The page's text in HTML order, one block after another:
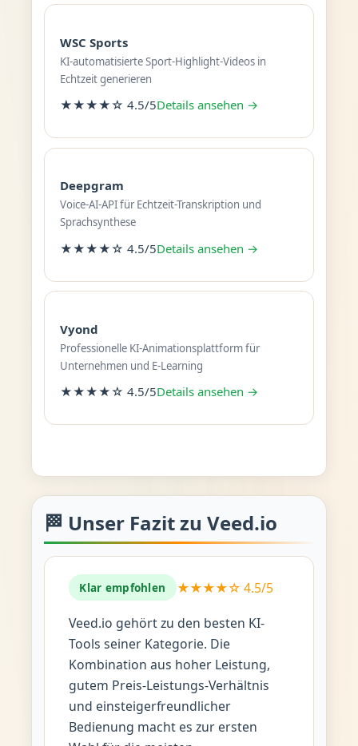
WSC Sports
KI-automatisierte Sport-Highlight-Videos in
Echtzeit generieren
★★★★☆ 4.5/5Details ansehen →
Deepgram
Voice-AI-API für Echtzeit-Transkription und
Sprachsynthese
★★★★☆ 4.5/5Details ansehen →
Vyond
Professionelle KI-Animationsplattform für
Unternehmen und E-Learning
★★★★☆ 4.5/5Details ansehen →
🏁 Unser Fazit zu Veed.io
Klar empfohlen ★★★★☆ 4.5/5
Veed.io gehört zu den besten KI-
Tools seiner Kategorie. Die
Kombination aus hoher Leistung,
gutem Preis-Leistungs-Verhältnis
und einsteigerfreundlicher
Bedienung macht es zur ersten